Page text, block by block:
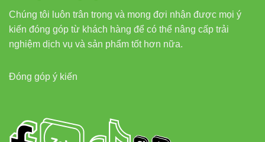
Chúng tôi luôn trân trọng và mong đợi nhận được mọi ý
kiến đóng góp từ khách hàng để có thể nâng cấp trải
nghiệm dịch vụ và sản phẩm tốt hơn nữa.
Đóng góp ý kiến